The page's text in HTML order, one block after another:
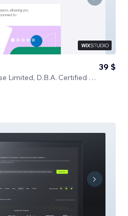
D.B.A. Certified Code
39 $